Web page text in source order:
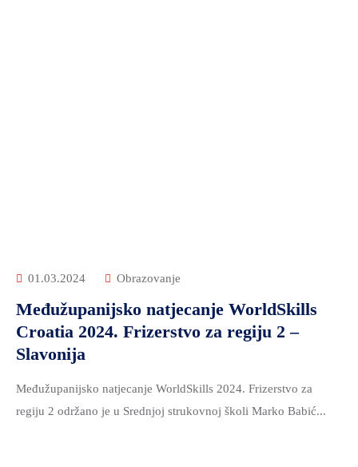
01.03.2024 Obrazovanje
Međužupanijsko natjecanje WorldSkills
Croatia 2024. Frizerstvo za regiju 2 –
Slavonija
Međužupanijsko natjecanje WorldSkills 2024. Frizerstvo za
regiju 2 održano je u Srednjoj strukovnoj školi Marko Babić...